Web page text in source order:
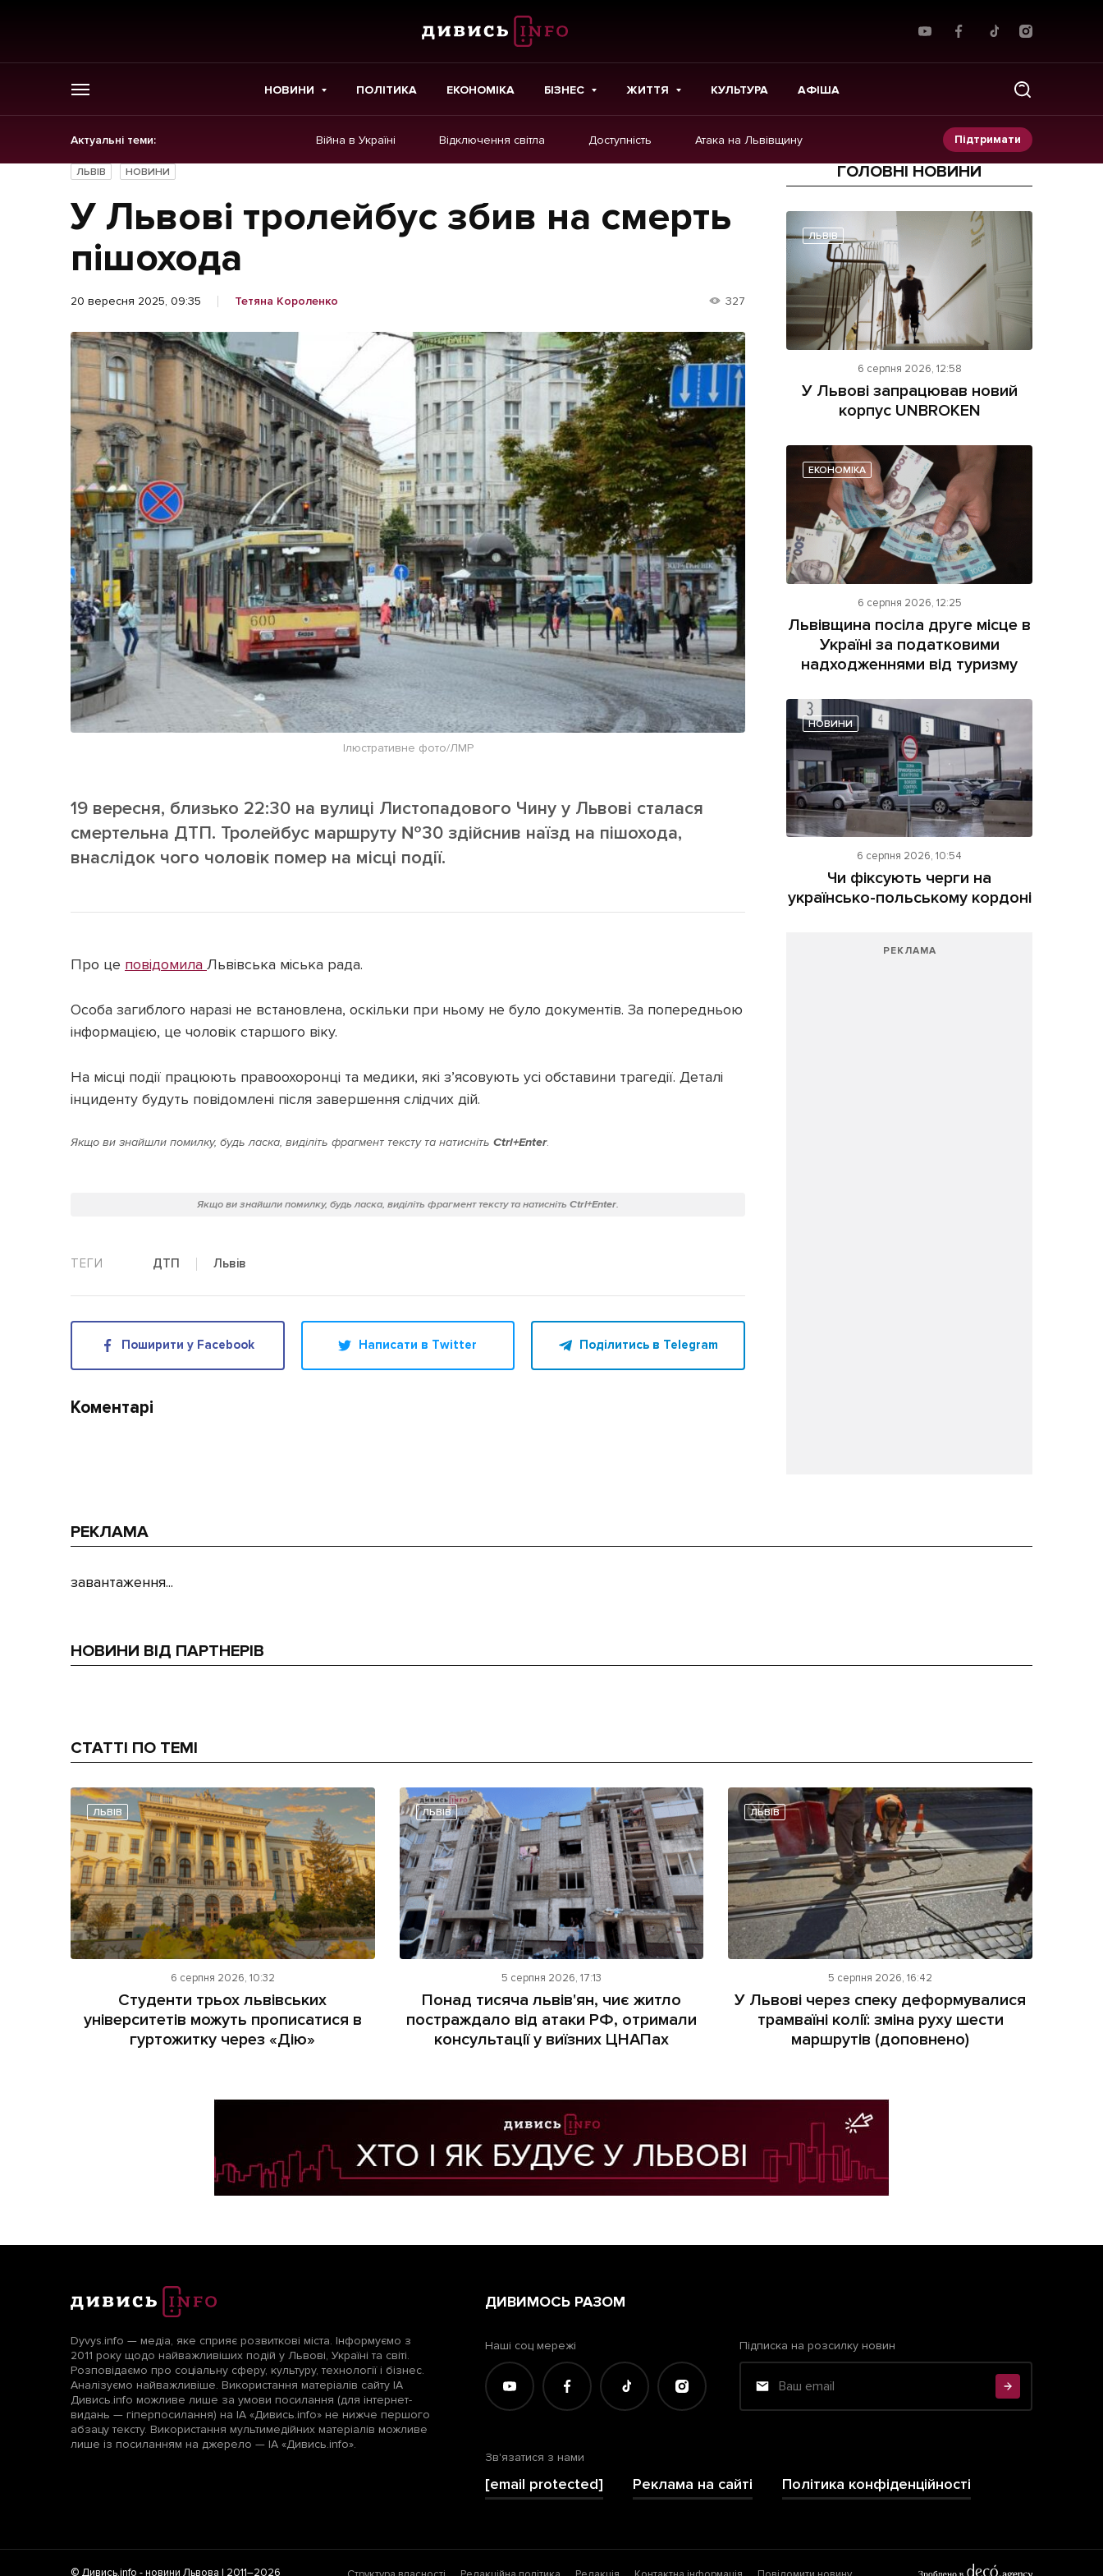
НОВИНИ ПОЛІТИКА ЕКОНОМІКА БІЗНЕС ЖИТТЯ КУЛЬТУРА АФІША
Актуальні теми: Війна в Україні Відключення світла Доступність Атака на Львівщину Підтримати
ГОЛОВНЕ
Новини
Політика
Економіка
Бізнес
Життя
Культура
Афіша
Картки
Ініціативи
Лонгріди
Прес-релізи
Фото/Відео
Made in Lviv
[email protected]
Реклама на сайті
Політика конфіденційності
ЛЬВІВ НОВИНИ
У Львові тролейбус збив на смерть
пішохода
20 вересня 2025, 09:35 Тетяна Короленко 327
Ілюстративне фото/ЛМР
19 вересня, близько 22:30 на вулиці Листопадового Чину у Львові сталася
смертельна ДТП. Тролейбус маршруту №30 здійснив наїзд на пішохода,
внаслідок чого чоловік помер на місці події.
Про це повідомила Львівська міська рада.
Особа загиблого наразі не встановлена, оскільки при ньому не було документів. За попередньою
інформацією, це чоловік старшого віку.
На місці події працюють правоохоронці та медики, які з’ясовують усі обставини трагедії. Деталі
інциденту будуть повідомлені після завершення слідчих дій.
Якщо ви знайшли помилку, будь ласка, виділіть фрагмент тексту та натисніть Ctrl+Enter.
Якщо ви знайшли помилку, будь ласка, виділіть фрагмент тексту та натисніть Ctrl+Enter.
ДТП Львів
Поширити у Facebook Написати в Twitter Поділитись в Telegram
Коментарі
ГОЛОВНІ НОВИНИ
ЛЬВІВ
6 серпня 2026, 12:58
У Львові запрацював новий
корпус UNBROKEN
ЕКОНОМІКА
6 серпня 2026, 12:25
Львівщина посіла друге місце в
Україні за податковими
надходженнями від туризму
НОВИНИ
6 серпня 2026, 10:54
Чи фіксують черги на
українсько-польському кордоні
РЕКЛАМА
РЕКЛАМА
завантаження...
НОВИНИ ВІД ПАРТНЕРІВ
СТАТТІ ПО ТЕМІ
ЛЬВІВ
6 серпня 2026, 10:32
Студенти трьох львівських
університетів можуть прописатися в
гуртожитку через «Дію»
ЛЬВІВ
5 серпня 2026, 17:13
Понад тисяча львів'ян, чиє житло
постраждало від атаки РФ, отримали
консультації у виїзних ЦНАПах
ЛЬВІВ
5 серпня 2026, 16:42
У Львові через спеку деформувалися
трамваїні колії: зміна руху шести
маршрутів (доповнено)
Dyvys.info — медіа, яке сприяє розвиткові міста. Інформуємо з
2011 року щодо найважливіших подій у Львові, Україні та світі.
Розповідаємо про соціальну сферу, культуру, технології і бізнес.
Аналізуємо найважливіше. Використання матеріалів сайту ІА
Дивись.info можливе лише за умови посилання (для інтернет-
видань — гіперпосилання) на ІА «Дивись.info» не нижче першого
абзацу тексту. Використання мультимедійних матеріалів можливе
лише із посиланням на джерело — ІА «Дивись.info».
ДИВИМОСЬ РАЗОМ
Наші соц мережі Підписка на розсилку новин
Зв'язатися з нами
[email protected] Реклама на сайті Політика конфіденційності
© Дивись.info -новини Львова | 2011–2026